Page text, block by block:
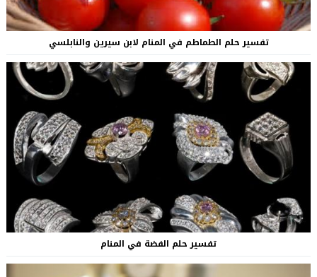
تفسير حلم الطماطم في المنام لابن سيرين والنابلسي
تفسير حلم الفضة في المنام